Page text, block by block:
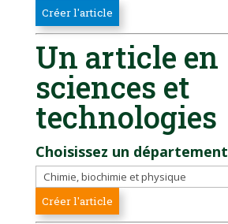
Un article en
sciences et
technologies
Choisissez un département